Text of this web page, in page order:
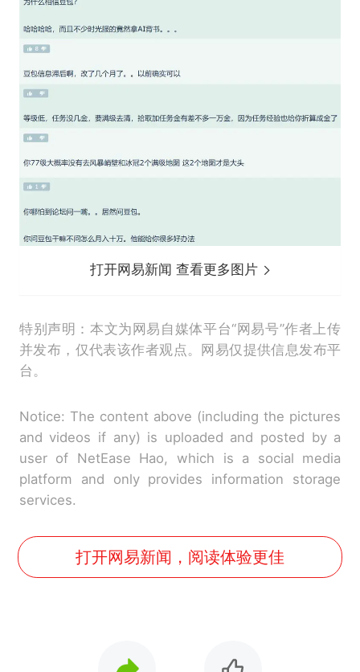
打开网易新闻 查看更多图片
特别声明：本文为网易自媒体平台“网易号”作者上传
并发布，仅代表该作者观点。网易仅提供信息发布平
台。
Notice: The content above (including the pictures
and videos if any) is uploaded and posted by a
user of NetEase Hao, which is a social media
platform and only provides information storage
services.
打开网易新闻，阅读体验更佳